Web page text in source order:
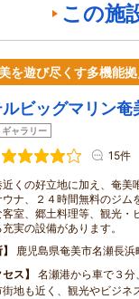
この施
を遊び尽くす多機能
ビッグマリン奄
ギャラリー
15件
近くの好立地に加え、奄美
ウナ、２４時間無料のジム
客室、郷土料理等、観光・
実の設備があります。
鹿児島県奄美市名瀬長
セス
名瀬港から車で３
街地も近く、観光やビジネ